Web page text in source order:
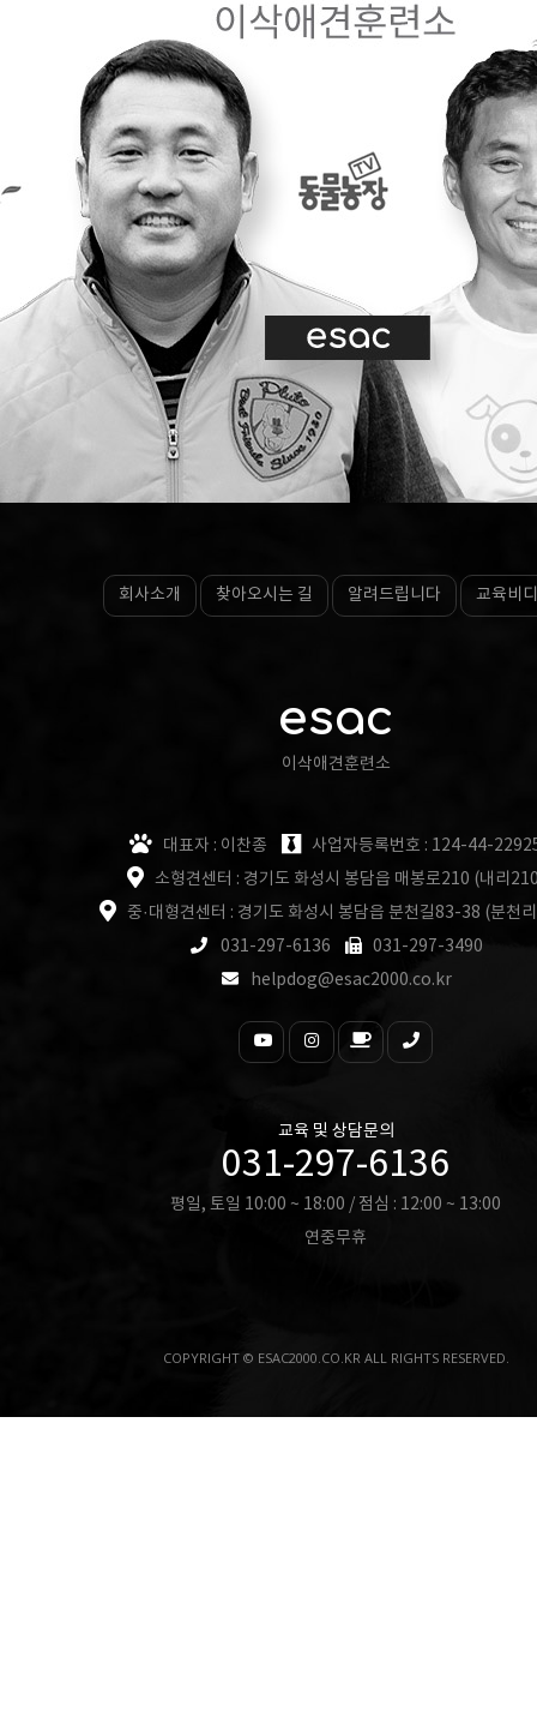
회사소개 찾아오시는 길 알려드립니다 교육비
esac
이삭애견훈련소
대표자 : 이찬종
사업자등록번호 : 124-44-
소형견센터 : 경기도 화성시 봉담읍 매봉로210 (내리
중·대형견센터 : 경기도 화성시 봉담읍 분천길83-38 (분천
031-297-6136
031-297-3490
helpdog@esac2000.co.kr
교육 및 상담문의
031-297-6136
평일, 토일 10:00 ~ 18:00 / 점심 : 12:00 ~ 13:00
연중무휴
COPYRIGHT © ESAC2000.CO.KR ALL RIGHTS RESERVED.